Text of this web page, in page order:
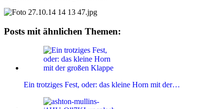
Posts mit ähnlichen Themen:
Ein trotziges Fest, oder: das kleine Horn mit der…